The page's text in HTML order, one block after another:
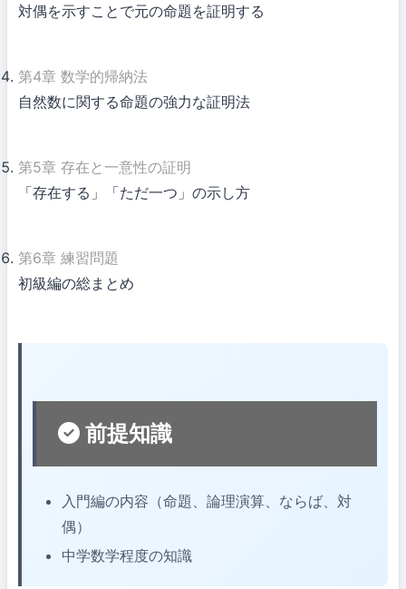
対偶を示すことで元の命題を証明する
第4章 数学的帰納法
自然数に関する命題の強力な証明法
第5章 存在と一意性の証明
「存在する」「ただ一つ」の示し方
第6章 練習問題
初級編の総まとめ
前提知識
入門編の内容（命題、論理演算、ならば、対
偶）
中学数学程度の知識